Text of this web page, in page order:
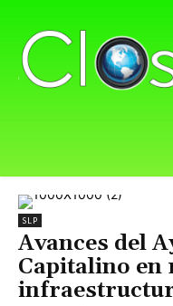
SLP
Avances del
Capitalino en